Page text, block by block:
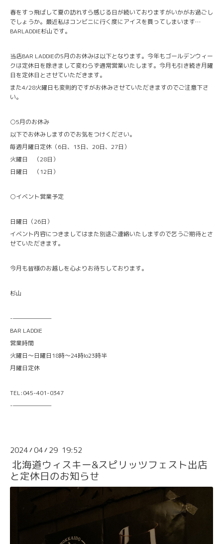
春をすっ飛ばして夏の訪れすら感じる日が続いておりますがいかがお過ごし
でしょうか。最近私はコンビニに行く度にアイスを買ってしまいます…
BARLADDIE杉山です。
当店BAR LADDIEの5月のお休みは以下となります。今年もゴールデンウィー
クは定休日を除きまして変わらず通常営業いたします。今月も引き続き月曜
日を定休日とさせていただきます。
また4/28火曜日も変則的ですがお休みさせていただきますのでご注意下さ
い。
○5月のお休み
以下でお休みしますのでお気をつけください。
毎週月曜日定休（6日、13日、20日、27日）
火曜日 （28日）
日曜日 （12日）
○イベント営業予定
日曜日（26日）
イベント内容につきましてはまた別途ご連絡いたしますので乞うご期待とさ
せていただきます。
今月も皆様のお越しを心よりお待ちしております。
杉山
-———————
BAR LADDIE
営業時間
火曜日〜日曜日18時〜24時lo23時半
月曜日定休
TEL:045-401-0347
-———————
2024/04/ 29 19:52
北海道ウィスキー&スピリッツフェスト出店
と定休日のお知らせ